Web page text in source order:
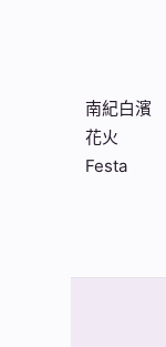
南紀白濱
花火
Festa